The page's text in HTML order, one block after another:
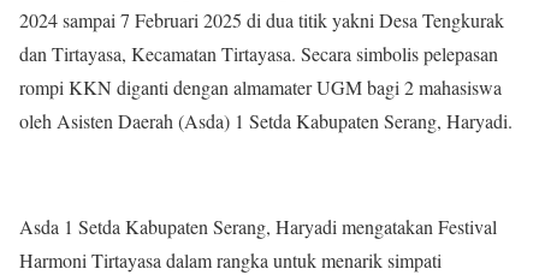
2024 sampai 7 Februari 2025 di dua titik yakni Desa Tengkurak
dan Tirtayasa, Kecamatan Tirtayasa. Secara simbolis pelepasan
rompi KKN diganti dengan almamater UGM bagi 2 mahasiswa
oleh Asisten Daerah (Asda) 1 Setda Kabupaten Serang, Haryadi.
Asda 1 Setda Kabupaten Serang, Haryadi mengatakan Festival
Harmoni Tirtayasa dalam rangka untuk menarik simpati